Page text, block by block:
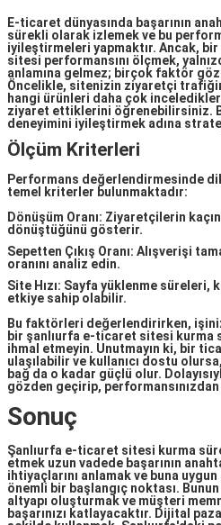
E-ticaret dünyasında başarının
sürekli olarak izlemek ve bu
iyileştirmeleri yapmaktır. Ancak, bir
sitesi performansını ölçmek,
anlamına gelmez; birçok faktör
Öncelikle, sitenizin ziyaretçi
hangi ürünleri daha çok
ziyaret ettiklerini öğrenebilirsiniz.
deneyimini iyileştirmek adına
Ölçüm Kriterleri
Performans değerlendirmesinde
temel kriterler bulunmaktadır:
Dönüşüm Oranı: Ziyaretçilerin
dönüştüğünü gösterir.
Sepetten Çıkış Oranı: Alışverişi
oranını analiz edin.
Site Hızı: Sayfa yüklenme süreleri,
etkiye sahip olabilir.
Bu faktörleri değerlendirirken,
bir şanlıurfa e-ticaret sitesi kurma
ihmal etmeyin. Unutmayın ki, bir
ulaşılabilir ve kullanıcı dostu
bağ da o kadar güçlü olur.
gözden geçirip,
Sonuç
Şanlıurfa e-ticaret sitesi kurma
etmek uzun vadede başarının
ihtiyaçlarını anlamak ve buna
önemli bir başlangıç noktası.
altyapı oluşturmak ve müşteri
başarınızı katlayacaktır. Dijital